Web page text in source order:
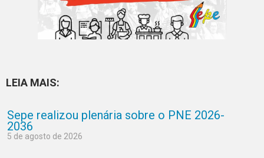
LEIA MAIS:
Sepe realizou plenária sobre o PNE 2026-
2036
5 de agosto de 2026